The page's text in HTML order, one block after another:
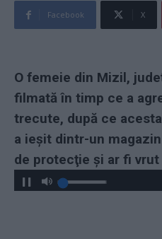
Facebook X
O femeie din Mizil,
filmată în timp ce a
trecute, după ce
a ieşit dintr-un
de protecţie și ar fi